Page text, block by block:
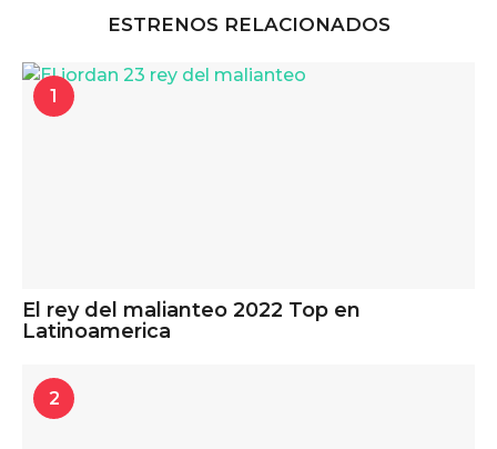
ESTRENOS RELACIONADOS
1
El rey del malianteo 2022 Top en
Latinoamerica
2